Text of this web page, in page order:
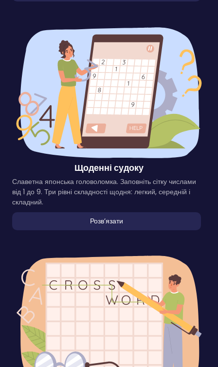
Щоденні судоку
Славетна японська головоломка. Заповніть сітку числами
від 1 до 9. Три рівні складності щодня: легкий, середній і
складний.
Розвʼязати